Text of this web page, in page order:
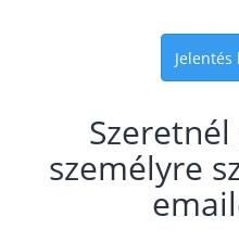
személyre